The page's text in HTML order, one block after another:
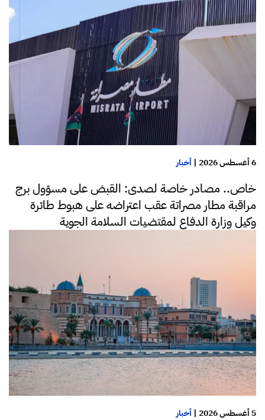
6 أغسطس 2026 | أخبار
خاص.. مصادر خاصة لصدى: القبض على مسؤول برج
مراقبة مطار مصراتة عقب اعتراضه على هبوط طائرة
وكيل وزارة الدفاع لمقتضيات السلامة الجوية
5 أغسطس 2026 | أخبار